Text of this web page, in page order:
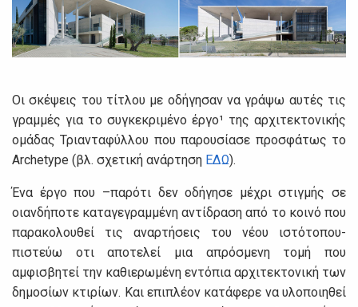
Οι σκέψεις του τίτλου με οδήγησαν να γράψω αυτές τις
γραμμές για το συγκεκριμένο έργο¹ της αρχιτεκτονικής
ομάδας Τριανταφύλλου που παρουσίασε προσφάτως το
Archetype (βλ. σχετική ανάρτηση ΕΔΩ).
Ένα έργο που –παρότι δεν οδήγησε μέχρι στιγμής σε
οιανδήποτε καταγεγραμμένη αντίδραση από το κοινό που
παρακολουθεί τις αναρτήσεις του νέου ιστότοπου-
πιστεύω οτι αποτελεί μια απρόσμενη τομή που
αμφισβητεί την καθιερωμένη εντόπια αρχιτεκτονική των
δημοσίων κτιρίων. Και επιπλέον κατάφερε να υλοποιηθεί